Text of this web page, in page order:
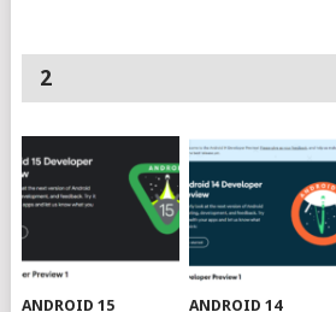
2
ANDROID 15 ANDROID 14